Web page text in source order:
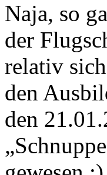
Naja, so
der
relativ
den
den